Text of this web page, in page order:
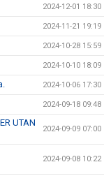
2024-12-01 18:30
2024-11-21 19:19
2024-10-28 15:59
2024-10-10 18:09
2024-10-06 17:30
2024-09-18 09:48
UTAN
2024-09-09 07:00
2024-09-08 10:22